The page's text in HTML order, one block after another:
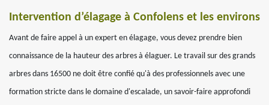
Intervention d’élagage à Confolens et les environs
Avant de faire appel à un expert en élagage, vous devez prendre bien
connaissance de la hauteur des arbres à élaguer. Le travail sur des grands
arbres dans 16500 ne doit être confié qu'à des professionnels avec une
formation stricte dans le domaine d'escalade, un savoir-faire approfondi